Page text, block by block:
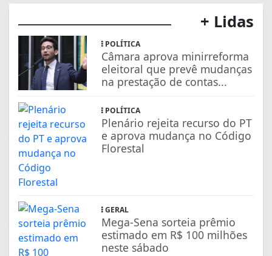
+ Lidas
POLÍTICA
Câmara aprova minirreforma
eleitoral que prevê mudanças
na prestação de contas...
POLÍTICA
Plenário rejeita recurso do PT
e aprova mudança no Código
Florestal
GERAL
Mega-Sena sorteia prêmio
estimado em R$ 100 milhões
neste sábado